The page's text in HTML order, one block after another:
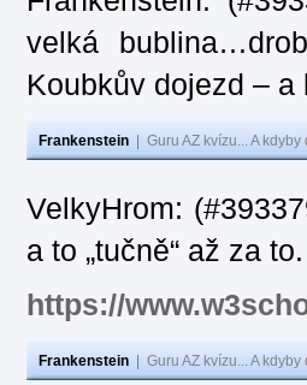
velká
Koubkův dojezd –
Frankenstein Guru AZ kvízu... A
VelkyHrom:
a to „tučně“ až za
https://
Frankenstein Guru AZ kvízu... A